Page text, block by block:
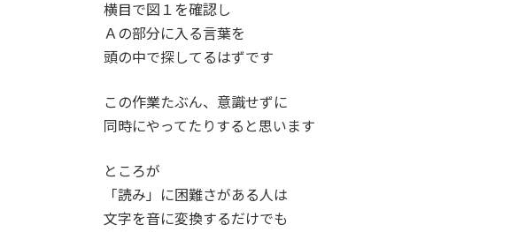
横目で図１を確認し
Ａの部分に入る言葉を
頭の中で探してるはずです
この作業たぶん、意識せずに
同時にやってたりすると思います
ところが
「読み」に困難さがある人は
文字を音に変換するだけでも